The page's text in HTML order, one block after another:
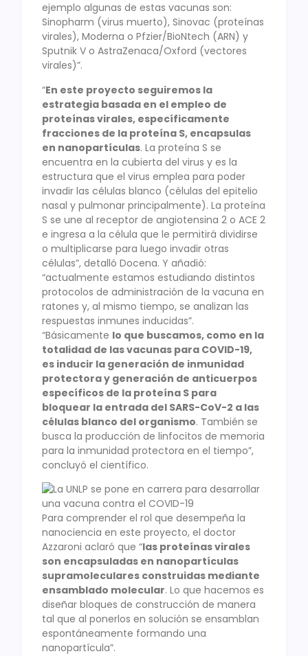
ejemplo algunas de estas vacunas son:
Sinopharm (virus muerto), Sinovac (proteínas
virales), Moderna o Pfzier/BioNtech (ARN) y
Sputnik V o AstraZenaca/Oxford (vectores
virales)”.
“En este proyecto seguiremos la
estrategia basada en el empleo de
proteínas virales, específicamente
fracciones de la proteína S, encapsulas
en nanopartículas. La proteína S se
encuentra en la cubierta del virus y es la
estructura que el virus emplea para poder
invadir las células blanco (células del epitelio
nasal y pulmonar principalmente). La proteína
S se une al receptor de angiotensina 2 o ACE 2
e ingresa a la célula que le permitirá dividirse
o multiplicarse para luego invadir otras
células”, detalló Docena. Y añadió:
“actualmente estamos estudiando distintos
protocolos de administración de la vacuna en
ratones y, al mismo tiempo, se analizan las
respuestas inmunes inducidas”.
“Básicamente lo que buscamos, como en la
totalidad de las vacunas para COVID-19,
es inducir la generación de inmunidad
protectora y generación de anticuerpos
específicos de la proteína S para
bloquear la entrada del SARS-CoV-2 a las
células blanco del organismo. También se
busca la producción de linfocitos de memoria
para la inmunidad protectora en el tiempo”,
concluyó el científico.
Para comprender el rol que desempeña la
nanociencia en este proyecto, el doctor
Azzaroni aclaró que “las proteínas virales
son encapsuladas en nanopartículas
supramoleculares construidas mediante
ensamblado molecular. Lo que hacemos es
diseñar bloques de construcción de manera
tal que al ponerlos en solución se ensamblan
espontáneamente formando una
nanopartícula”.